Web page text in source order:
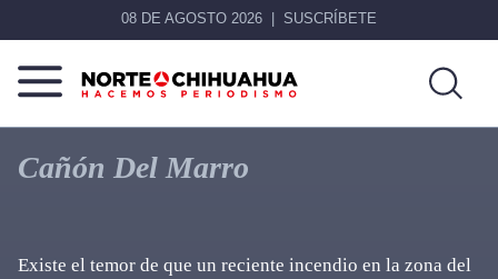
08 DE AGOSTO 2026 SUSCRÍBETE
Norte
De
Chihuahua
Más
que
noticias,
Cañón Del Marro
Existe el temor de que un reciente incendio en la zona del